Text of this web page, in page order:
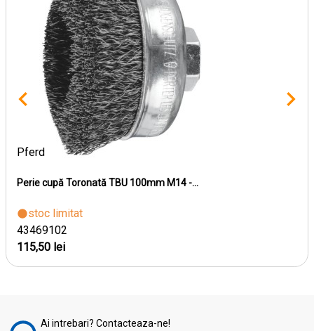
Pferd
Perie cupă Toronată TBU 100mm M14 -...
stoc limitat
43469102
115,50 lei
Ai intrebari? Contacteaza-ne!